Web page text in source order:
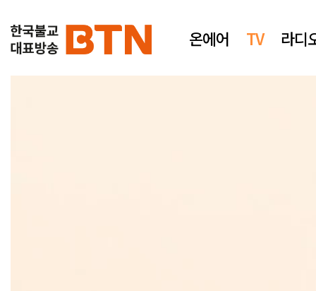
온에어 TV 라디